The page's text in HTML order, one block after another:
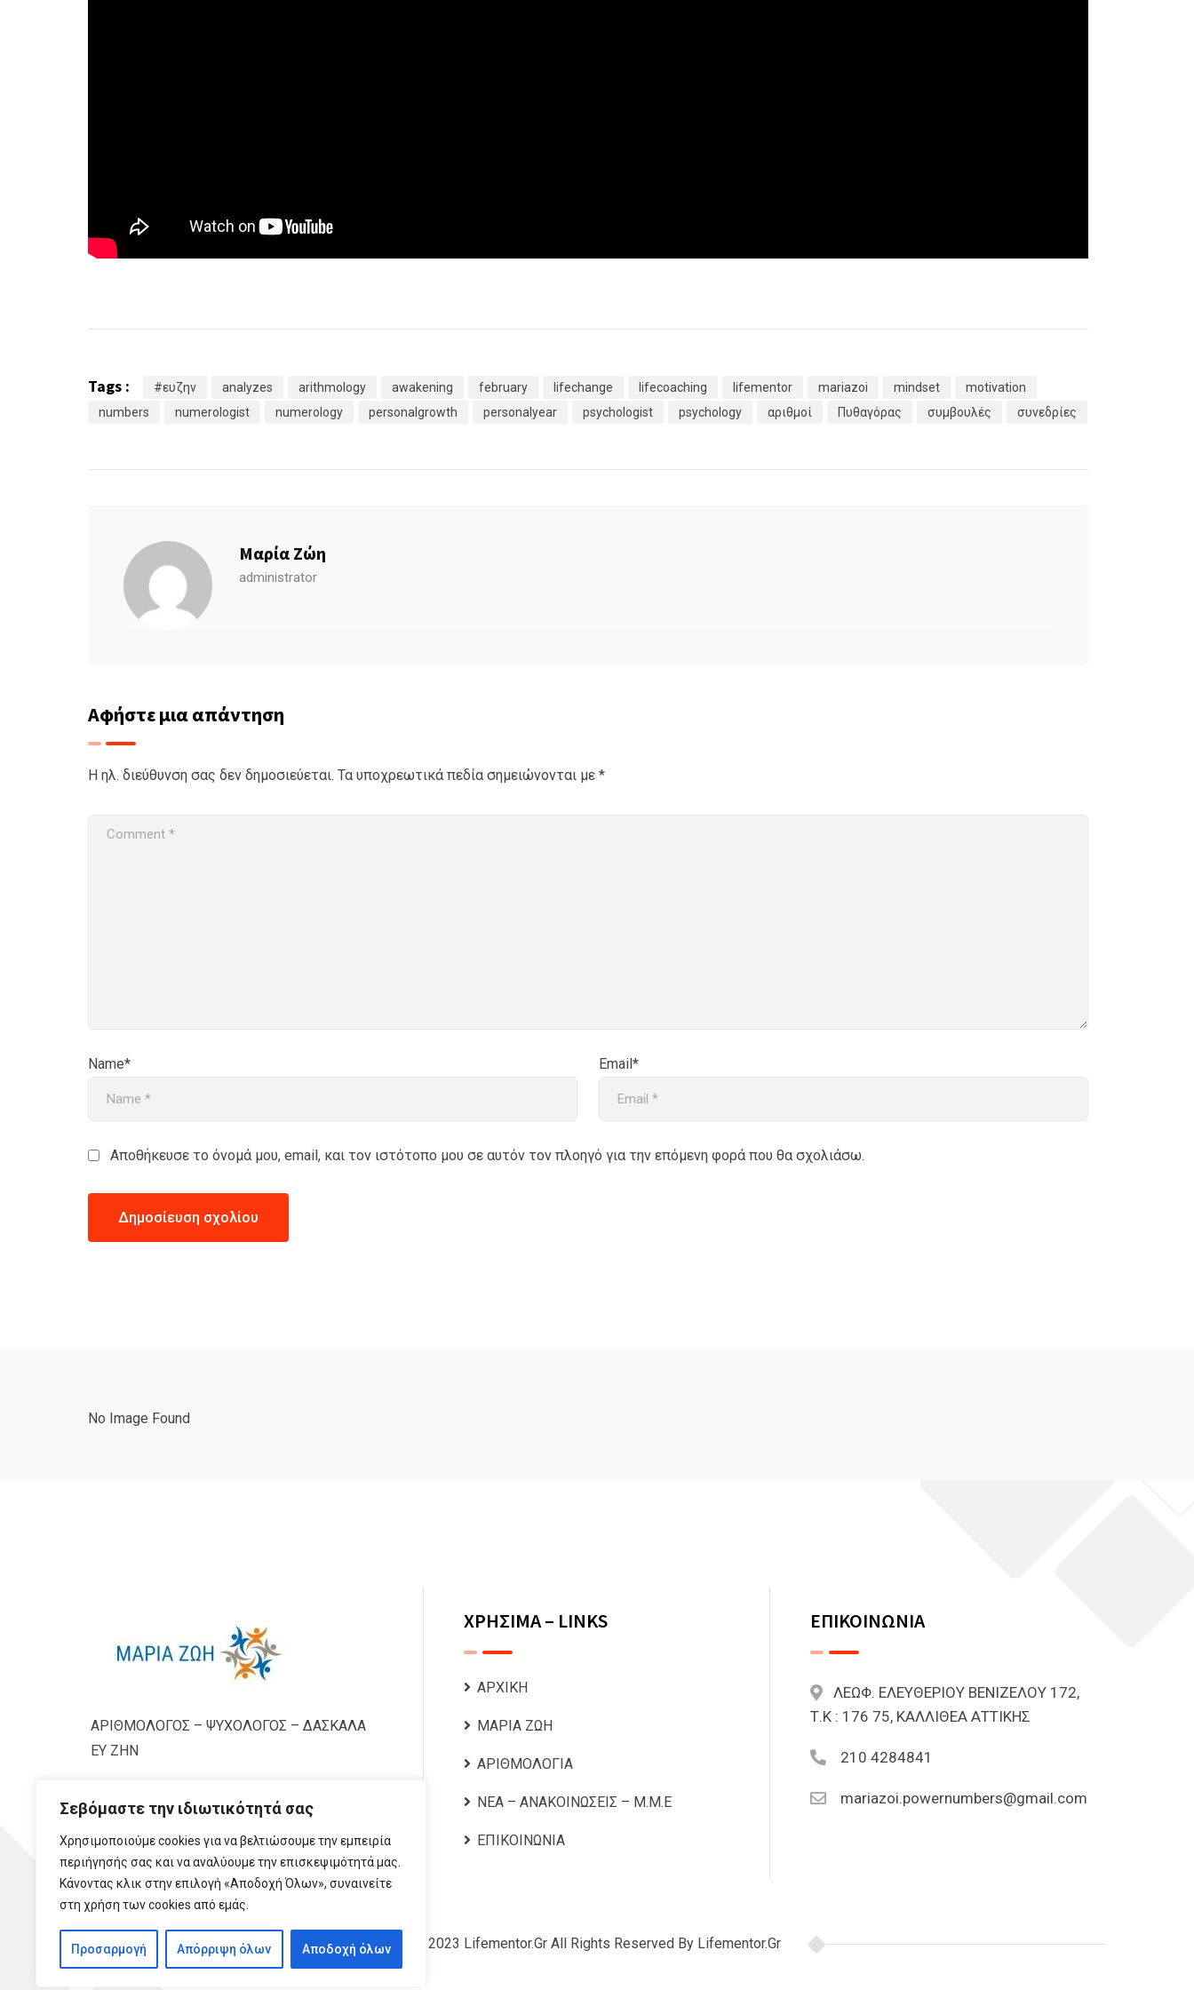
Σεβόμαστε την ιδιωτικότητά σας
Χρησιμοποιούμε cookies για να βελτιώσουμε την εμπειρία
περιήγησής σας και να αναλύουμε την επισκεψιμότητά μας.
Κάνοντας κλικ στην επιλογή «Αποδοχή Όλων», συναινείτε
στη χρήση των cookies από εμάς.
Προσαρμογή Απόρριψη όλων Αποδοχή όλων
Tags : #ευζην analyzes arithmology awakening february lifechange lifecoaching lifementor mariazoi mindset
motivation
numbers
numerologist numerology personalgrowth personalyear psychologist psychology αριθμοί Πυθαγόρας συμβουλές συνεδρίες
Μαρία Ζώη
administrator
Αφήστε μια απάντηση
Η ηλ. διεύθυνση σας δεν δημοσιεύεται. Τα υποχρεωτικά πεδία σημειώνονται με *
Name* Email*
Αποθήκευσε το όνομά μου, email, και τον ιστότοπο μου σε αυτόν τον πλοηγό για την επόμενη φορά που θα σχολιάσω.
No Image Found
ΑΡΙΘΜΟΛΟΓΟΣ – ΨΥΧΟΛΟΓΟΣ – ΔΑΣΚΑΛΑ
ΕΥ ΖΗΝ
ΧΡΗΣΙΜΑ – LINKS
ΑΡΧΙΚΗ
ΜΑΡΙΑ ΖΩΗ
ΑΡΙΘΜΟΛΟΓΙΑ
ΝΕΑ – ΑΝΑΚΟΙΝΩΣΕΙΣ – Μ.Μ.Ε
ΕΠΙΚΟΙΝΩΝΙΑ
ΕΠΙΚΟΙΝΩΝΙΑ
ΛΕΩΦ. ΕΛΕΥΘΕΡΙΟΥ ΒΕΝΙΖΕΛΟΥ 172,
Τ.Κ : 176 75, ΚΑΛΛΙΘΕΑ ΑΤΤΙΚΗΣ
210 4284841
mariazoi.powernumbers@gmail.com
© 2023 Lifementor.gr All Rights Reserved By Lifementor.gr